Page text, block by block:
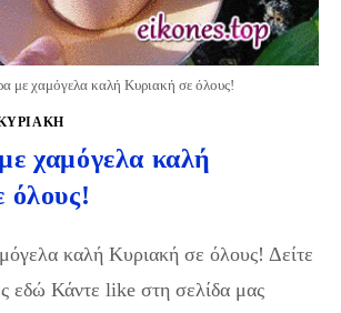
με χαμόγελα καλή Κυριακή σε όλους!
χαμόγελα καλή
όλους!
καλή Κυριακή σε όλους! Δείτε
εδώ Κάντε like στη σελίδα μας